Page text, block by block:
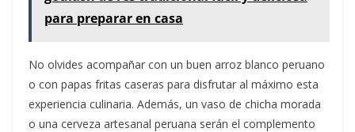
para preparar en casa
No olvides acompañar con un buen arroz blanco peruano
o con papas fritas caseras para disfrutar al máximo esta
experiencia culinaria. Además, un vaso de chicha morada
o una cerveza artesanal peruana serán el complemento